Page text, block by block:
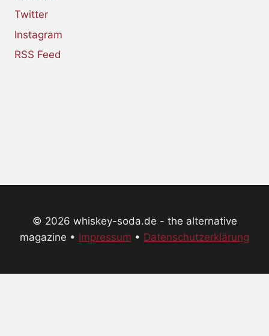
Twitter
Instagram
RSS Feed
© 2026 whiskey-soda.de - the alternative
magazine • Impressum • Datenschutzerklärung